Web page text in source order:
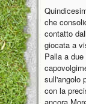
che
contatto
giocata a
Palla a
sull'angolo
con la